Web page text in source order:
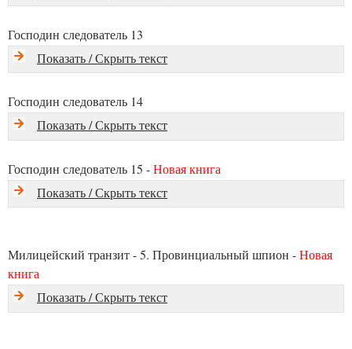
Господин следователь 13
Показать / Скрыть текст
Господин следователь 14
Показать / Скрыть текст
Господин следователь 15 -Новая книга
Показать / Скрыть текст
Милицейский транзит - 5. Провинциальный шпион -Новая
книга
Показать / Скрыть текст